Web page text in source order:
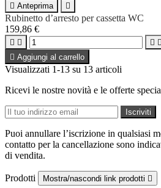
 Anteprima 
Rubinetto d’arresto per cassetta WC
159,86 €
   
 Aggiungi al carrello
Visualizzati 1-13 su 13 articoli
Ricevi le nostre novità e le offerte
Puoi annullare l’iscrizione in qualsiasi
contatto per la cancellazione sono
di vendita.
Prodotti Mostra/nascondi link prodotti 